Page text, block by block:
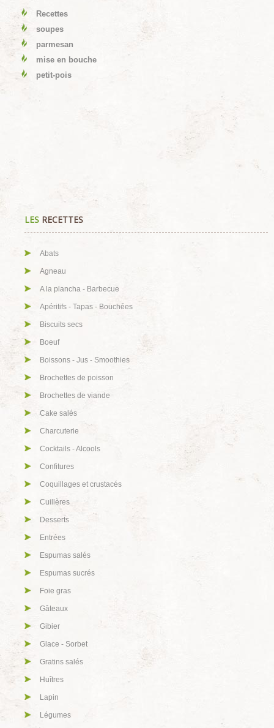
Recettes
soupes
parmesan
mise en bouche
petit-pois
LES RECETTES
Abats
Agneau
A la plancha - Barbecue
Apéritifs - Tapas - Bouchées
Biscuits secs
Boeuf
Boissons - Jus - Smoothies
Brochettes de poisson
Brochettes de viande
Cake salés
Charcuterie
Cocktails - Alcools
Confitures
Coquillages et crustacés
Cuillères
Desserts
Entrées
Espumas salés
Espumas sucrés
Foie gras
Gâteaux
Gibier
Glace - Sorbet
Gratins salés
Huîtres
Lapin
Légumes